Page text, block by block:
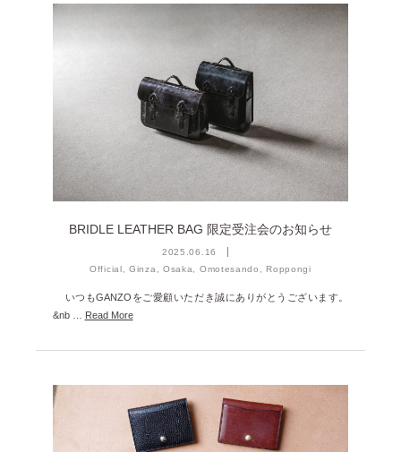
2025年6月 [3]
2025年4月 [7]
2025年3月 [1]
2025年2月 [5]
2025年1月 [1]
2024年12月 [2]
2024年11月 [5]
2024年10月 [5]
2024年5月 [4]
2024年4月 [3]
BRIDLE LEATHER BAG 限定受注会のお知らせ
2025.06.16
Official, Ginza, Osaka, Omotesando, Roppongi
いつもGANZOをご愛顧いただき誠にありがとうございます。
&nb …
Read More